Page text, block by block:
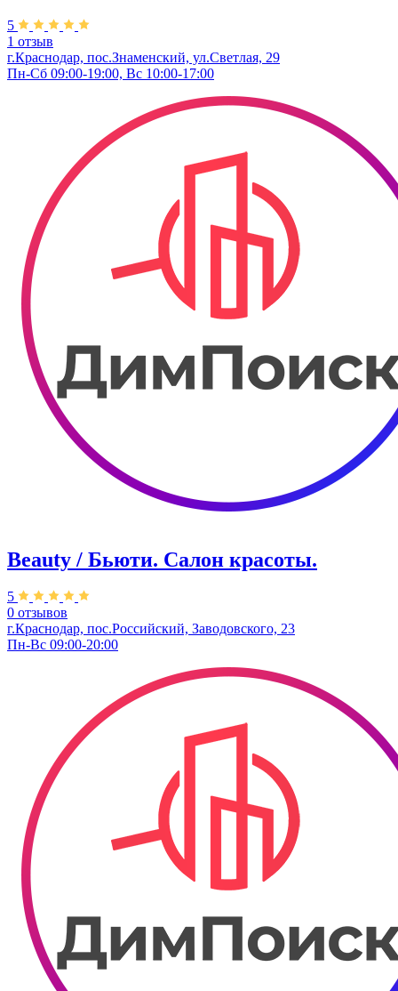
5
1 отзыв
г.Краснодар, пос.Знаменский, ул.Светлая, 29
Пн-Сб 09:00-19:00, Вс 10:00-17:00
Beauty / Бьюти. Салон красоты.
5
0 отзывов
г.Краснодар, пос.Российский, Заводовского, 23
Пн-Вс 09:00-20:00